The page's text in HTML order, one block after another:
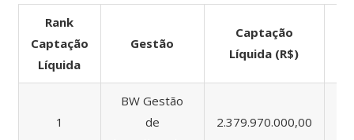
Rank
Captação
Líquida
Gestão
Captação
Líquida (R$)
1
BW Gestão
de
2.379.970.000,00